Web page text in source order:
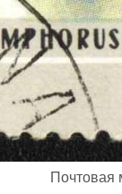
Почтовая